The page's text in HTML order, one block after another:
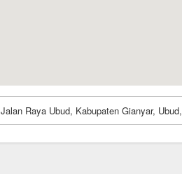
Jalan Raya Ubud, Kabupaten Gianyar,